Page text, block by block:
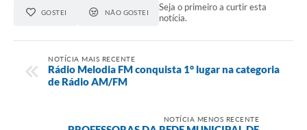
GOSTEI NÃO GOSTEI
Seja o primeiro a curtir esta
notícia.
NOTÍCIA MAIS RECENTE
Rádio Melodia FM conquista 1° lugar na categoria
de Rádio AM/FM
NOTÍCIA MENOS RECENTE